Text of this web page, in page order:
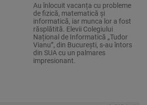
Au înlocuit vacanța cu probleme
de fizică, matematică și
informatică, iar munca lor a fost
răsplătită. Elevii Colegiului
Național de Informatică „Tudor
Vianu”, din București, s-au întors
din SUA cu un palmares
impresionant.